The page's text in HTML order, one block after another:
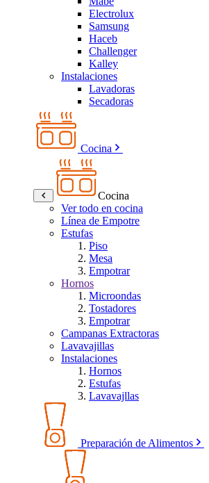
Electrolux
Samsung
Haceb
Challenger
Kalley
Instalaciones
Lavadoras
Secadoras
Cocina
Cocina
Ver todo en cocina
Línea de Empotre
Estufas
Piso
Mesa
Empotrar
Hornos
Microondas
Tostadores
Empotrar
Campanas Extractoras
Lavavajillas
Instalaciones
Hornos
Estufas
Lavavajllas
Preparación de Alimentos